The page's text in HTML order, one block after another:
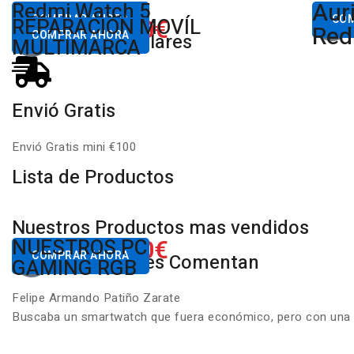
Desde80,00€
COMPRAR AHORA
Redmi Watch 5
Xiaomi
Desde650.00€
COMPRAR AHORA
REPARACIÓN MOVÍL
MULTIMARCA
Productos Populares
Envió Gratis
Envió Gratis mini €100
Lista de Productos
Nuestros Productos mas vendidos
Desde650.00€
COMPRAR AHORA
NUESTROS PC
GAMING RGB
Nuestros Clientes Comentan
Felipe Armando Patiño Zarate
Buscaba un smartwatch que fuera económico, pero con